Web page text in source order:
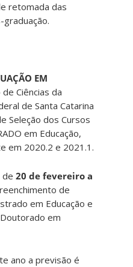
retomada das
EM
Ciências da
de Santa Catarina
Seleção dos Cursos
em Educação,
em 2020.2 e 2021.1.
de20 de fevereiro a
de
em Educação e
em
ano a previsão é